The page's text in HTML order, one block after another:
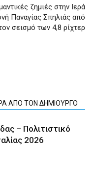
ζημιές στην Ιερά
Παναγίας Σπηλιάς από
σεισμό των 4,8 ρίχτερ
ΑΠΟ ΤΟΝ ΔΗΜΙΟΥΡΓΟ
– Πολιτιστικό
2026